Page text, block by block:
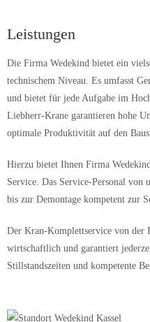
Leistungen
Die Firma Wedekind bietet ein
technischem Niveau. Es umfasst
und bietet für jede Aufgabe im
Liebherr-Krane garantieren hohe
optimale Produktivität auf den
Hierzu bietet Ihnen Firma
Service. Das Service-Personal von
bis zur Demontage kompetent zur
Der Kran-Komplettservice von der
wirtschaftlich und garantiert
Stillstandszeiten und kompetente